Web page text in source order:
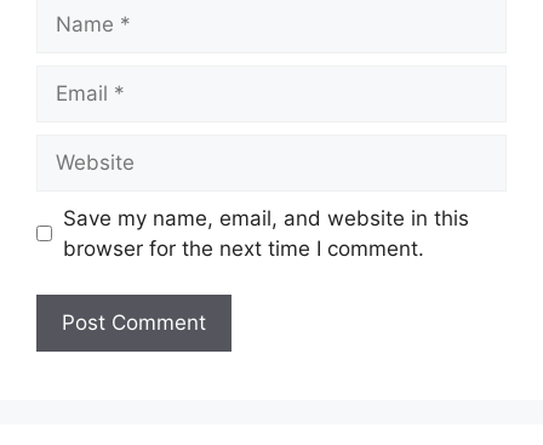
Save my name, email, and website in this
browser for the next time I comment.